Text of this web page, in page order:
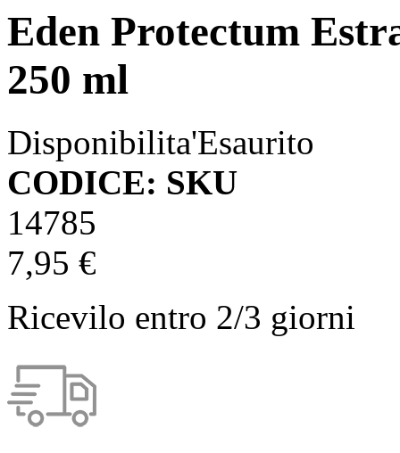
Eden Protectum
250 ml
Disponibilita'Esaurito
CODICE: SKU
14785
7,95 €
Ricevilo entro 2/3 giorni